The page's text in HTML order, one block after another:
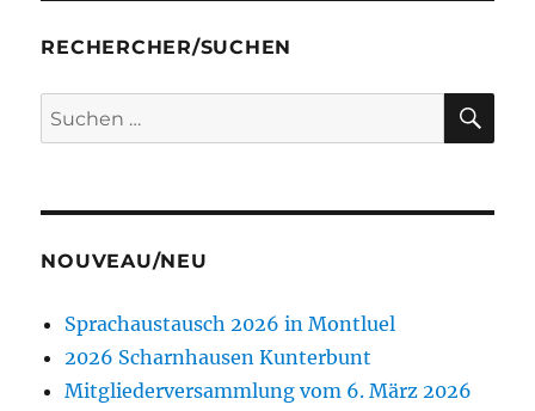
RECHERCHER/SUCHEN
Suchen
nach:
NOUVEAU/NEU
Sprachaustausch 2026 in Montluel
2026 Scharnhausen Kunterbunt
Mitgliederversammlung vom 6. März 2026